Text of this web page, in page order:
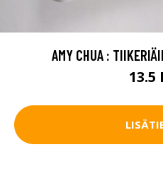
AMY CHUA :
13.5